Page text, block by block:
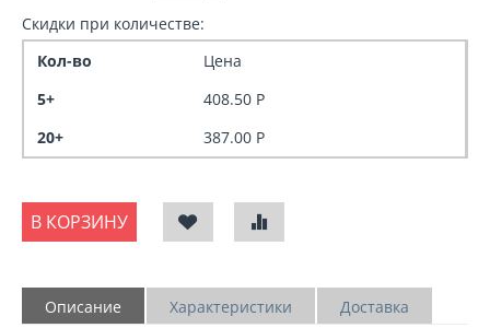
Скидки при количестве:
Кол-во
Цена
5+
408.50 Р
20+
387.00 Р
В КОРЗИНУ
Описание Характеристики Доставка